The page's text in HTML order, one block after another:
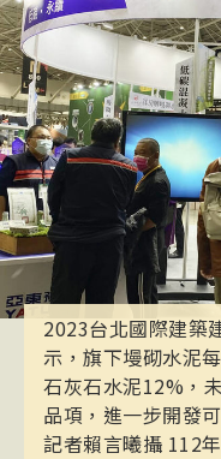
2023台北國際建築
示，旗下墁砌水泥
石灰石水泥12%，
品項，進一步開發
記者賴言曦攝 112